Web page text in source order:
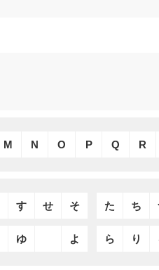
M N O P Q R
す せ そ た ち
ゆ よ ら り